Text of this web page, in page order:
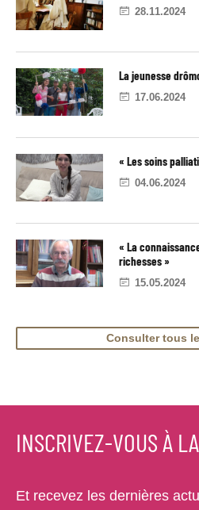
r
a
n
:
l
a
r
n
o
n
t
r
d
m
o
n
d
u
a
e
t
é
r
a
l
e
28.11.2024
La jeunesse
17.06.2024
« Les soins
04.06.2024
« La
richesses »
15.05.2024
Consulter tous
INSCRIVEZ-VOUS À
Et recevez les dernières